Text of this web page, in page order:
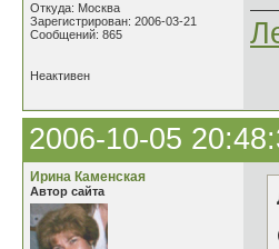
Откуда: Москва
Зарегистрирован: 2006-03-21
Сообщений: 865
Неактивен
2006-10-05
Ирина Каменская
Автор сайта